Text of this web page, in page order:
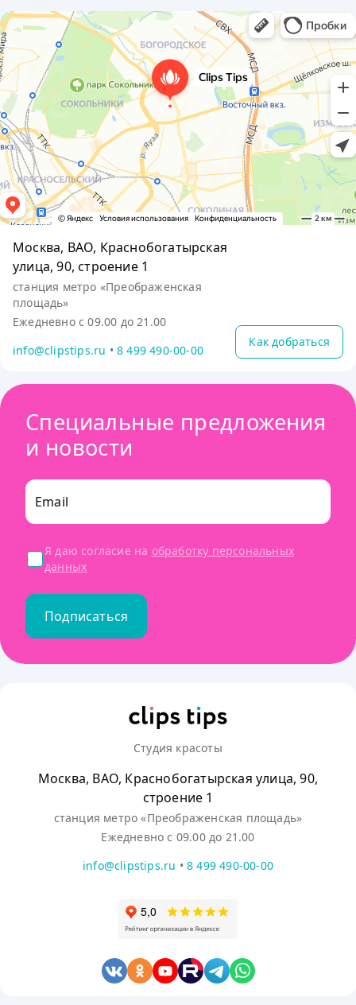
Москва, ВАО, Краснобогатырская
улица, 90, строение 1
станция метро «Преображенская
площадь»
Ежедневно с 09.00 до 21.00
info@clipstips.ru •8 499 490-00-00
Как добраться
Специальные предложения
и новости
Email
Я даю согласие на обработку персональных
данных
Подписаться
Студия красоты
Москва, ВАО, Краснобогатырская улица, 90,
строение 1
станция метро «Преображенская площадь»
Ежедневно с 09.00 до 21.00
info@clipstips.ru • 8 499 490-00-00